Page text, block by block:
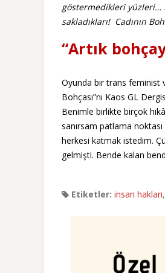
göstermedikleri yüzleri…
sakladıkları! Cadının
“Artık
Oyunda bir trans feminist
Bohçası”nı Kaos GL
Benimle birlikte birçok
sanırsam patlama
herkesi katmak istedim.
gelmişti. Bende kalan
Etiketler: insan hakları,